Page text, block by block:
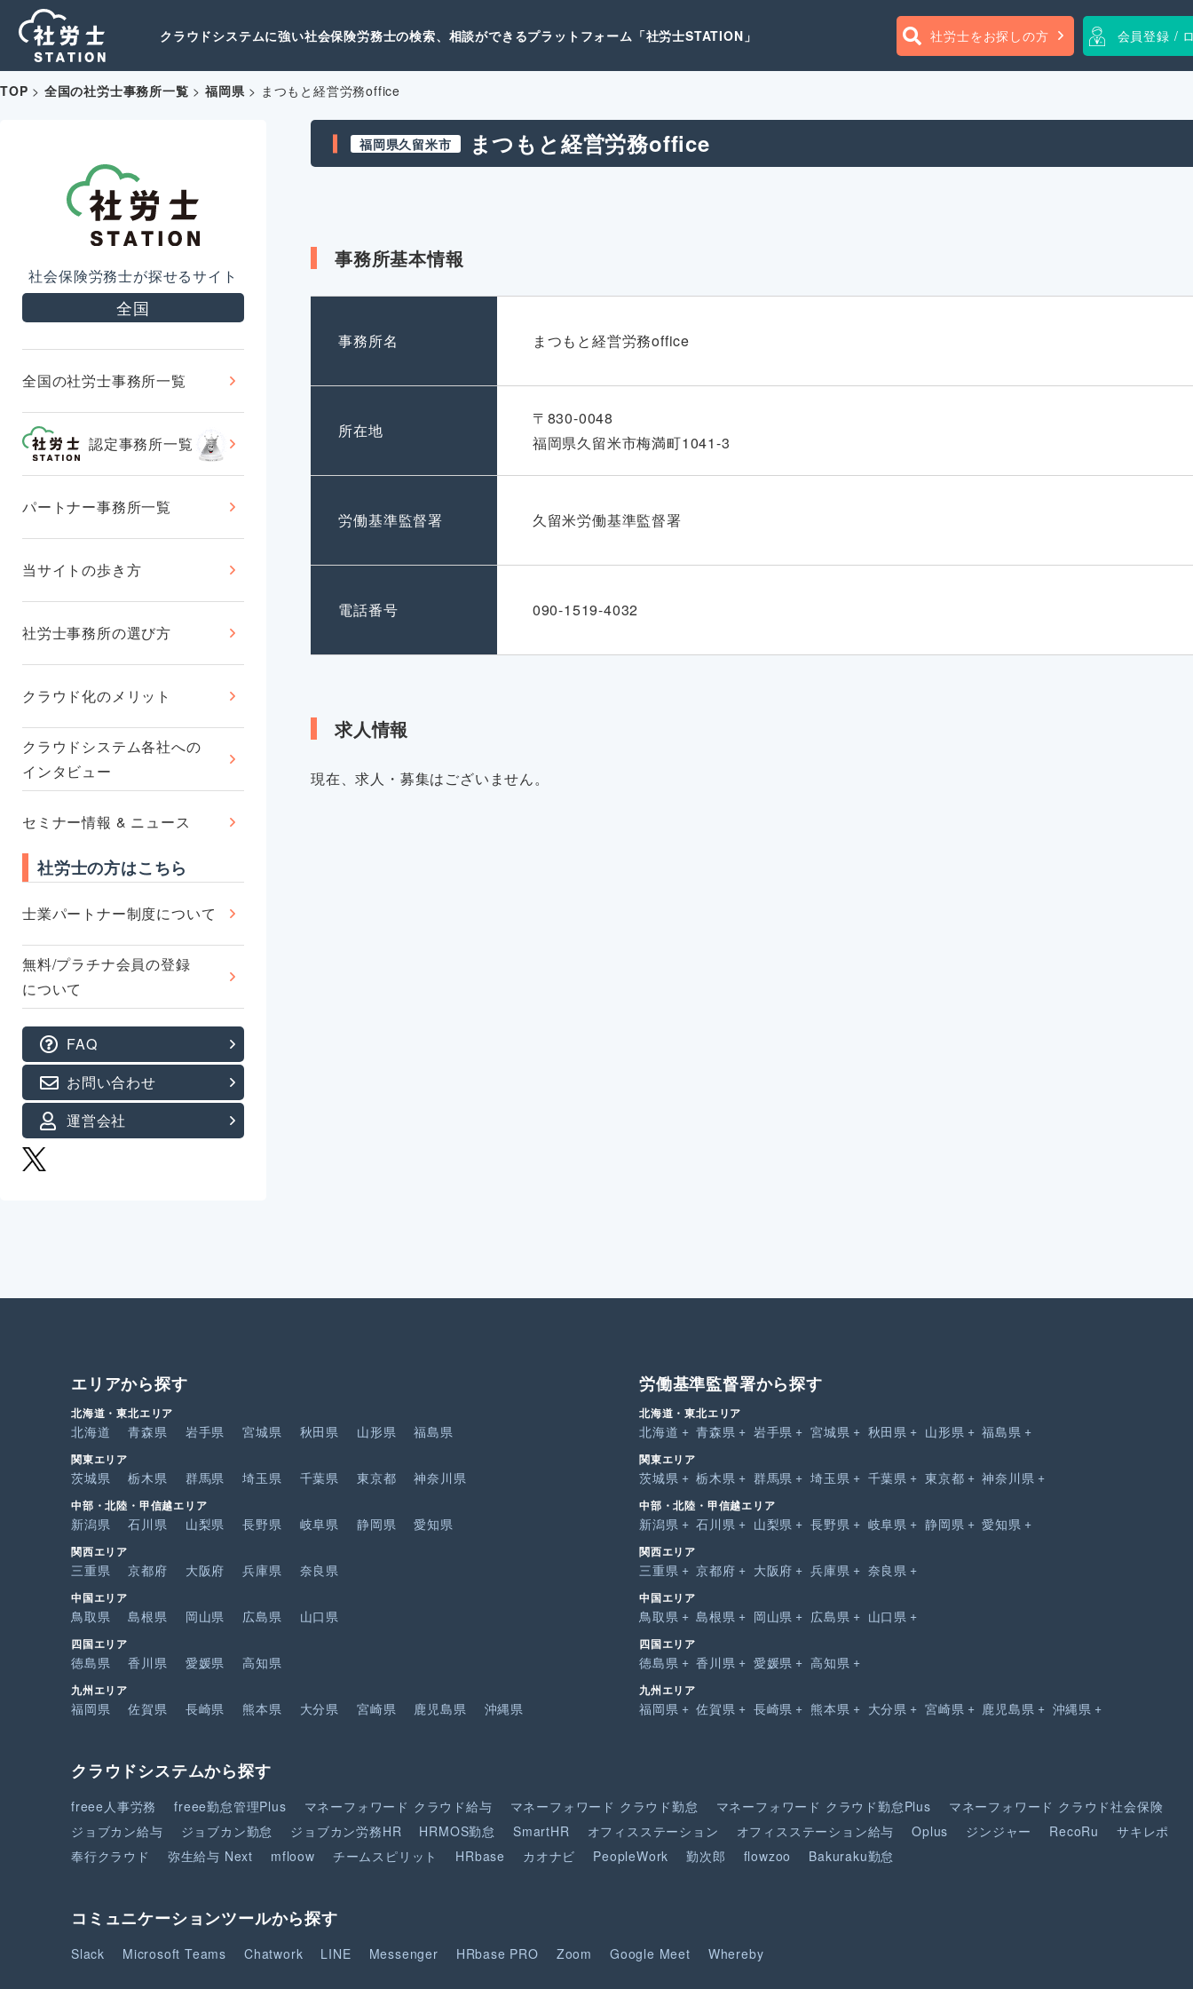
クラウドシステムに強い社会保険労務士の検索、相談ができるプラットフォーム「社労士STATION」 社労士をお探しの方 会員登録 /
TOP > 全国の社労士事務所一覧 >福岡県> まつもと経営労務office
社会保険労務士が探せるサイト
全国
全国の社労士事務所一覧
認定事務所一覧
パートナー事務所一覧
当サイトの歩き方
社労士事務所の選び方
クラウド化のメリット
クラウドシステム各社への
インタビュー
セミナー情報 & ニュース
社労士の方はこちら
士業パートナー制度について
無料/プラチナ会員の登録
について
FAQ
お問い合わせ
運営会社
福岡県久留米市 まつもと経営労務office
事務所基本情報
事務所名 まつもと経営労務office
所在地
〒830-0048
福岡県久留米市梅満町1041-3
労働基準監督署 久留米労働基準監督署
電話番号 090-1519-4032
求人情報
現在、求人・募集はございません。
エリアから探す
北海道・東北エリア
北海道 青森県 岩手県 宮城県 秋田県 山形県 福島県
関東エリア
茨城県 栃木県 群馬県 埼玉県 千葉県 東京都 神奈川県
中部・北陸・甲信越エリア
新潟県 石川県 山梨県 長野県 岐阜県 静岡県 愛知県
関西エリア
三重県 京都府 大阪府 兵庫県 奈良県
中国エリア
鳥取県 島根県 岡山県 広島県 山口県
四国エリア
徳島県 香川県 愛媛県 高知県
九州エリア
福岡県 佐賀県 長崎県 熊本県 大分県 宮崎県 鹿児島県 沖縄県
労働基準監督署から探す
北海道・東北エリア
北海道 青森県 岩手県 宮城県 秋田県 山形県 福島県
関東エリア
茨城県 栃木県 群馬県 埼玉県 千葉県 東京都 神奈川県
中部・北陸・甲信越エリア
新潟県 石川県 山梨県 長野県 岐阜県 静岡県 愛知県
関西エリア
三重県 京都府 大阪府 兵庫県 奈良県
中国エリア
鳥取県 島根県 岡山県 広島県 山口県
四国エリア
徳島県 香川県 愛媛県 高知県
九州エリア
福岡県 佐賀県 長崎県 熊本県 大分県 宮崎県 鹿児島県 沖縄県
クラウドシステムから探す
freee人事労務 freee勤怠管理Plus マネーフォワード クラウド給与 マネーフォワード クラウド勤怠 マネーフォワード クラウド勤怠Plus マネーフォワード クラウド社会保険
ジョブカン給与
ジョブカン勤怠 ジョブカン労務HR HRMOS勤怠 SmartHR オフィスステーション オフィスステーション給与 Oplus ジンジャー RecoRu
サキレポ
奉行クラウド
弥生給与 Next mfloow チームスピリット HRbase カオナビ PeopleWork 勤次郎 flowzoo Bakuraku勤怠
コミュニケーションツールから探す
Slack Microsoft Teams Chatwork LINE Messenger HRbase PRO Zoom Google Meet Whereby